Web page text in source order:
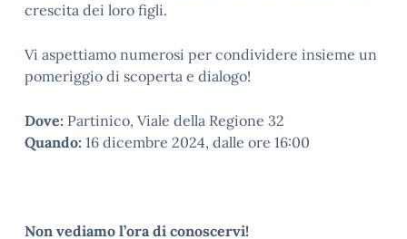
crescita dei loro figli.
Vi aspettiamo numerosi per condividere insieme un
pomeriggio di scoperta e dialogo!
Dove: Partinico, Viale della Regione 32
Quando: 16 dicembre 2024, dalle ore 16:00
Non vediamo l’ora di conoscervi!